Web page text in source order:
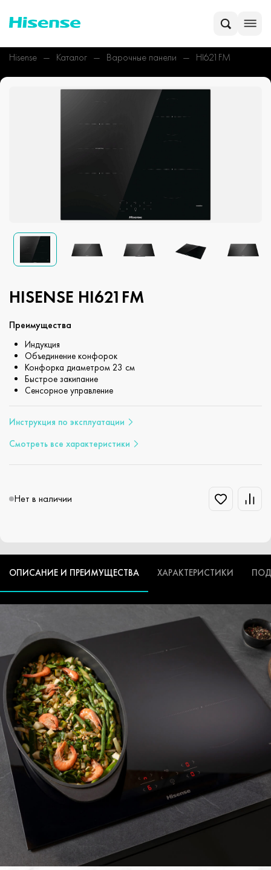
Hisense Каталог Варочные панели HI621FM
HISENSE HI621FM
Преимущества
Индукция
Объединение конфорок
Конфорка диаметром 23 см
Быстрое закипание
Сенсорное управление
Инструкция по эксплуатации
Смотреть все характеристики
Нет в наличии
ОПИСАНИЕ И ПРЕИМУЩЕСТВА ХАРАКТЕРИСТИКИ